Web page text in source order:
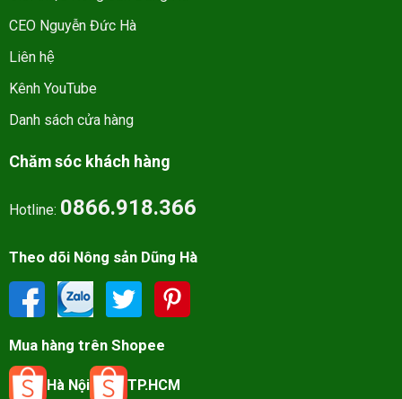
CEO Nguyễn Đức Hà
Liên hệ
Kênh YouTube
Danh sách cửa hàng
Chăm sóc khách hàng
Hotline: 0866.918.366
Theo dõi Nông sản Dũng Hà
Mua hàng trên Shopee
Hà Nội TP.HCM